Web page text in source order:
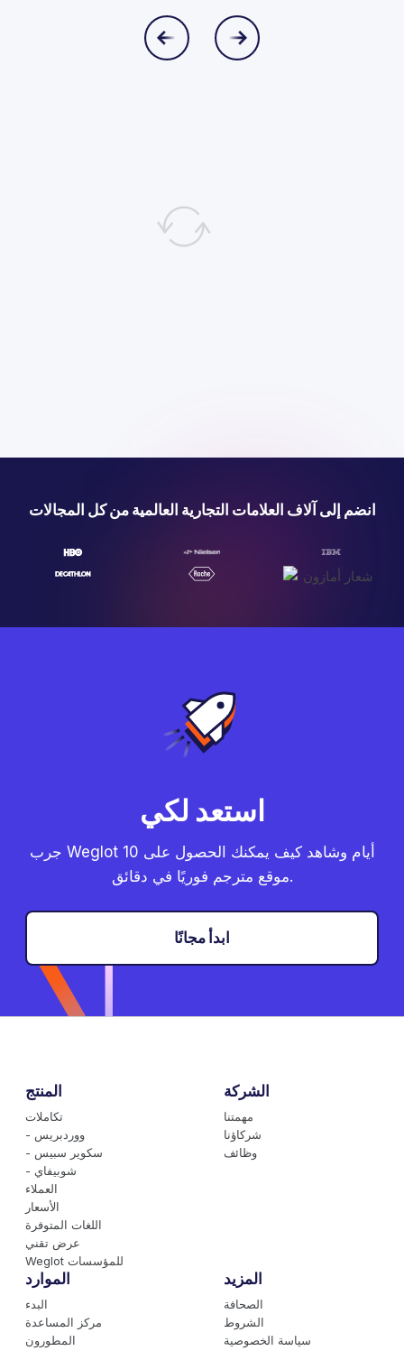
انضم إلى آلاف العلامات التجارية العالمية من كل المجالات
استعد لكي
جرب Weglot 10 أيام وشاهد كيف يمكنك الحصول على
موقع مترجم فوريًا في دقائق.
ابدأ مجانًا
المنتج
تكاملات
- ووردبريس
- سكوير سبيس
- شوبيفاي
العملاء
الأسعار
اللغات المتوفرة
عرض تقني
Weglot للمؤسسات
الشركة
مهمتنا
شركاؤنا
وظائف
الموارد
البدء
مركز المساعدة
المطورون
المزيد
الصحافة
الشروط
سياسة الخصوصية